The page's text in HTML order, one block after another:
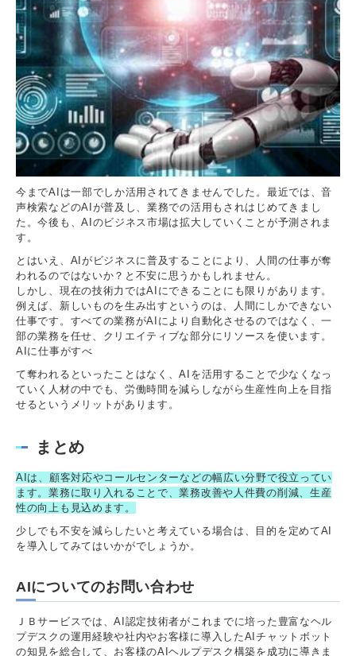
今までAIは一部でしか活用されてきませんでした。最近では、音
声検索などのAIが普及し、業務での活用もされはじめてきまし
た。今後も、AIのビジネス市場は拡大していくことが予測されま
す。
とはいえ、AIがビジネスに普及することにより、人間の仕事が奪
われるのではないか？と不安に思うかもしれません。
しかし、現在の技術力ではAIにできることにも限りがあります。
例えば、新しいものを生み出すというのは、人間にしかできない
仕事です。すべての業務がAIにより自動化させるのではなく、一
部の業務を任せ、クリエイティブな部分にリソースを使います。
AIに仕事がすべ
て奪われるといったことはなく、AIを活用することで少なくなっ
ていく人材の中でも、労働時間を減らしながら生産性向上を目指
せるというメリットがあります。
まとめ
AIは、顧客対応やコールセンターなどの幅広い分野で役立ってい
ます。業務に取り入れることで、業務改善や人件費の削減、生産
性の向上も見込めます。
少しでも不安を減らしたいと考えている場合は、目的を定めてAI
を導入してみてはいかがでしょうか。
AIについてのお問い合わせ
ＪＢサービスでは、AI認定技術者がこれまでに培った豊富なヘル
プデスクの運用経験や社内やお客様に導入したAIチャットボット
の知見を総合して、お客様のAIヘルプデスク構築を成功に導きま